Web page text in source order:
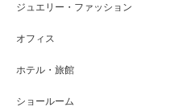
ジュエリー・ファッション
オフィス
ホテル・旅館
ショールーム